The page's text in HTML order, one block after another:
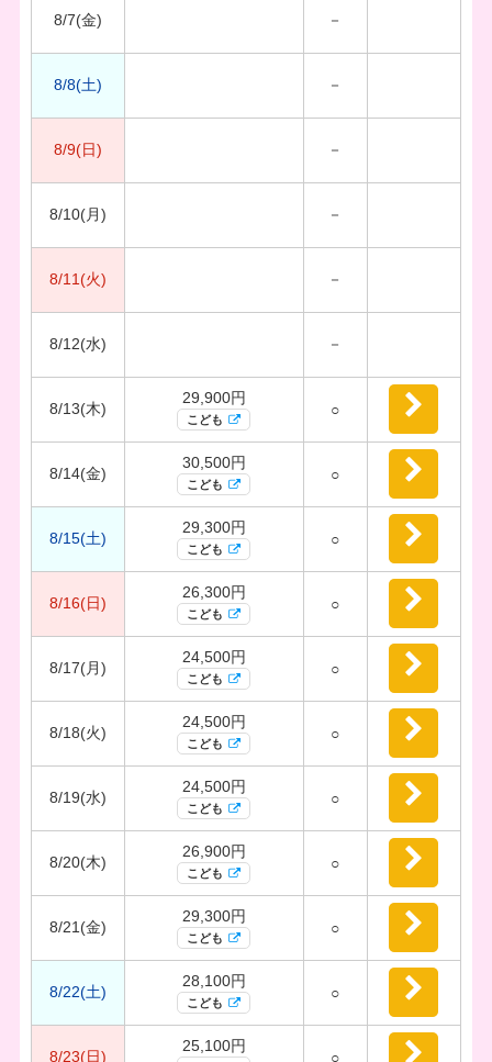
8/7(金) －
8/8(土) －
8/9(日) －
8/10(月) －
8/11(火) －
8/12(水) －
8/13(木)
29,900円
こども
○
8/14(金)
30,500円
こども
○
8/15(土)
29,300円
こども
○
8/16(日)
26,300円
こども
○
8/17(月)
24,500円
こども
○
8/18(火)
24,500円
こども
○
8/19(水)
24,500円
こども
○
8/20(木)
26,900円
こども
○
8/21(金)
29,300円
こども
○
8/22(土)
28,100円
こども
○
8/23(日)
25,100円
○